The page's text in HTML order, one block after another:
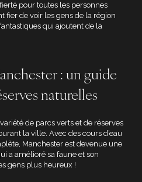
pour toutes les personnes
fier de voir les gens de la région
qui ajoutent de la
: un guide
naturelles
de parcs verts et de réserves
la ville. Avec des cours d’eau
Manchester est devenue une
a amélioré sa faune et son
gens plus heureux !